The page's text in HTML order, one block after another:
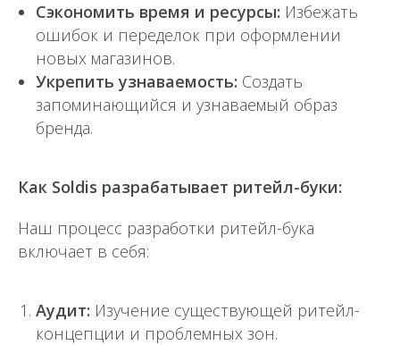
Сэкономить время и ресурсы: Избежать
ошибок и переделок при оформлении
новых магазинов.
Укрепить узнаваемость: Создать
запоминающийся и узнаваемый образ
бренда.
Как Soldis разрабатывает ритейл-буки:
Наш процесс разработки ритейл-бука
включает в себя:
Аудит: Изучение существующей ритейл-
концепции и проблемных зон.